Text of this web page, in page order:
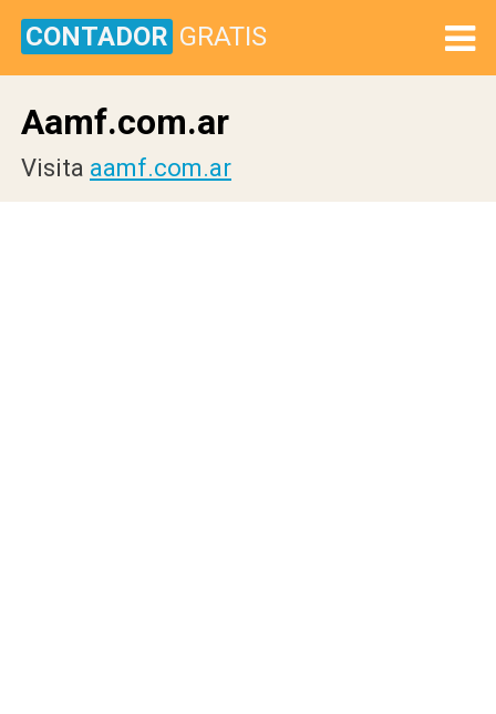
CONTADOR GRATIS
Aamf.com.ar
Visita aamf.com.ar